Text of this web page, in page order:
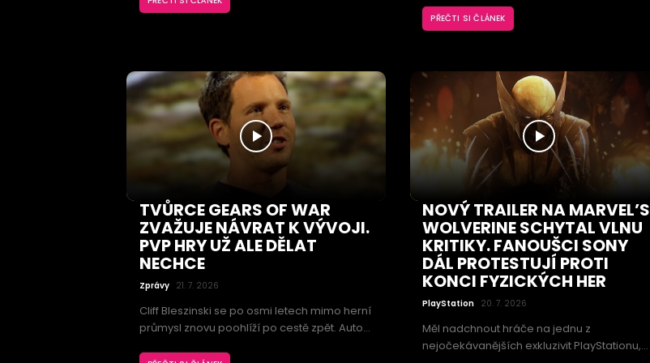
zábavné experimentování s výbavou.
představí během zahajovacího večera
gamescomu 2026. Rozšíření dorazí v
PŘEČTI SI ČLÁNEK
TVŮRCE GEARS OF WAR
ZVAŽUJE NÁVRAT K VÝVOJI.
PVP HRY UŽ ALE DĚLAT
NECHCE
Zprávy 21. 7. 2026
Cliff Bleszinski se po osmi letech mimo herní
průmysl znovu poohlíží po cestě zpět. Autor
NOVÝ TRAILER NA MARVEL’S
WOLVERINE SCHYTAL VLNU
KRITIKY. FANOUŠCI SONY
DÁL PROTESTUJÍ PROTI
KONCI FYZICKÝCH HER
PlayStation 20. 7. 2026
Měl nadchnout hráče na jednu z
nejočekávanějších exkluzivit PlayStationu,